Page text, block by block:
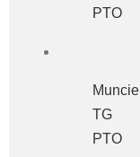
PTO
Muncie
TG
PTO